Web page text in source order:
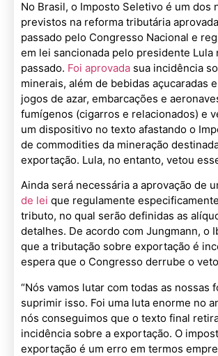
No Brasil, o Imposto Seletivo é um dos
previstos na reforma tributária
passado pelo Congresso Nacional e
em lei sancionada pelo presidente Lula
passado. Foi aprovada sua incidência
minerais, além de bebidas açucaradas
jogos de azar, embarcações e
fumígenos (cigarros e relacionados) e
um dispositivo no texto afastando o
de commodities da mineração
exportação. Lula, no entanto, vetou
Ainda será necessária a aprovação de
de lei que regulamente
tributo, no qual serão definidas as
detalhes. De acordo com Jungmann, o
que a tributação sobre exportação é
espera que o Congresso derrube o
“Nós vamos lutar com todas as nossas
suprimir isso. Foi uma luta enorme no
nós conseguimos que o texto final
incidência sobre a exportação. O
exportação é um erro em termos